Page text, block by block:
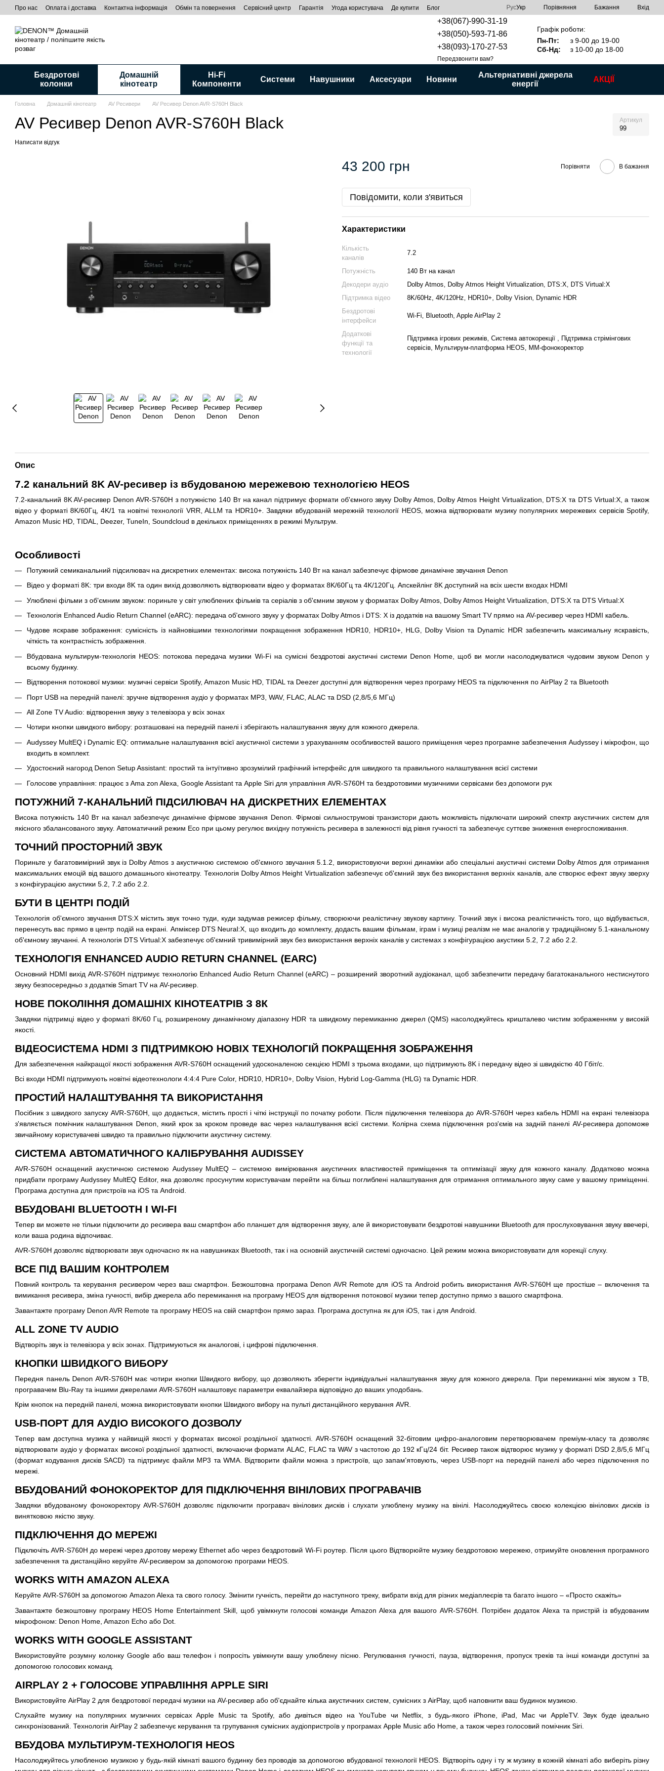
Перейти до основного контенту
Про нас Оплата і доставка Контактна інформація Обмін та повернення Сервісний центр Гарантія Угода користувача Де купити Блог РусУкр Порівняння Бажання Вхід
+38(067)-990-31-19
+38(050)-593-71-86
+38(093)-170-27-53
Передзвонити вам?
Графік роботи:
Пн-Пт:
з 9-00 до 19-00
Сб-Нд:
з 10-00 до 18-00
Бездротові
колонки
Домашній
кінотеатр
Hi-Fi
Компоненти
Системи Навушники Аксесуари Новини
Альтернативні джерела
енергії
АКЦІЇ
Головна Домашній кінотеатр AV Ресивери AV Ресивер Denon AVR-S760H Black
AV Ресивер Denon AVR-S760H Black Артикул
99
Написати відгук
43 200 грн Порівняти В бажання
Повідомити, коли з'явиться
Характеристики
Кількість
каналів
7.2
Потужність
140 Вт на канал
Декодери аудіо
Dolby Atmos, Dolby Atmos Height Virtualization, DTS:X, DTS Virtual:X
Підтримка відео
8K/60Hz, 4K/120Hz, HDR10+, Dolby Vision, Dynamic HDR
Бездротові
інтерфейси
Wi-Fi, Bluetooth, Apple AirPlay 2
Додаткові
функції та
технології
Підтримка ігрових режимів, Система автокорекції , Підтримка стрімінгових
сервісів, Мультирум-платформа HEOS, MM-фонокоректор
Опис
7.2 канальний 8K AV-ресивер із вбудованою мережевою технологією HEOS
7.2-канальний 8K AV-ресивер Denon AVR-S760H з потужністю 140 Вт на канал підтримує формати об'ємного звуку Dolby Atmos, Dolby Atmos Height Virtualization, DTS:X та DTS Virtual:X, а також
відео у форматі 8K/60Гц, 4K/1 та новітні технології VRR, ALLM та HDR10+. Завдяки вбудованій мережній технології HEOS, можна відтворювати музику популярних мережевих сервісів Spotify,
Amazon Music HD, TIDAL, Deezer, TuneIn, Soundcloud в декількох приміщеннях в режимі Мультрум.
Особливості
Потужний семиканальний підсилювач на дискретних елементах: висока потужність 140 Вт на канал забезпечує фірмове динамічне звучання Denon
Відео у форматі 8K: три входи 8K та один вихід дозволяють відтворювати відео у форматах 8K/60Гц та 4K/120Гц. Апскейлінг 8K доступний на всіх шести входах HDMI
Улюблені фільми з об'ємним звуком: пориньте у світ улюблених фільмів та серіалів з об'ємним звуком у форматах Dolby Atmos, Dolby Atmos Height Virtualization, DTS:X та DTS Virtual:X
Технологія Enhanced Audio Return Channel (eARC): передача об'ємного звуку у форматах Dolby Atmos і DTS: X із додатків на вашому Smart TV прямо на AV-ресивер через HDMI кабель.
Чудове яскраве зображення: сумісність із найновішими технологіями покращення зображення HDR10, HDR10+, HLG, Dolby Vision та Dynamic HDR забезпечить максимальну яскравість,
чіткість та контрастність зображення.
Вбудована мультирум-технологія HEOS: потокова передача музики Wi-Fi на сумісні бездротові акустичні системи Denon Home, щоб ви могли насолоджуватися чудовим звуком Denon у
всьому будинку.
Відтворення потокової музики: музичні сервіси Spotify, Amazon Music HD, TIDAL та Deezer доступні для відтворення через програму HEOS та підключення по AirPlay 2 та Bluetooth
Порт USB на передній панелі: зручне відтворення аудіо у форматах MP3, WAV, FLAC, ALAC та DSD (2,8/5,6 МГц)
All Zone TV Audio: відтворення звуку з телевізора у всіх зонах
Чотири кнопки швидкого вибору: розташовані на передній панелі і зберігають налаштування звуку для кожного джерела.
Audyssey MultEQ і Dynamic EQ: оптимальне налаштування всієї акустичної системи з урахуванням особливостей вашого приміщення через програмне забезпечення Audyssey і мікрофон, що
входить в комплект.
Удостоєний нагород Denon Setup Assistant: простий та інтуїтивно зрозумілий графічний інтерфейс для швидкого та правильного налаштування всієї системи
Голосове управління: працює з Ama zon Alexa, Google Assistant та Apple Siri для управління AVR-S760H та бездротовими музичними сервісами без допомоги рук
ПОТУЖНИЙ 7-КАНАЛЬНИЙ ПІДСИЛЮВАЧ НА ДИСКРЕТНИХ ЕЛЕМЕНТАХ
Висока потужність 140 Вт на канал забезпечує динамічне фірмове звучання Denon. Фірмові сильнострумові транзистори дають можливість підключати широкий спектр акустичних систем для
якісного збалансованого звуку. Автоматичний режим Eco при цьому регулює вихідну потужність ресивера в залежності від рівня гучності та забезпечує суттєве зниження енергоспоживання.
ТОЧНИЙ ПРОСТОРНИЙ ЗВУК
Пориньте у багатовимірний звук із Dolby Atmos з акустичною системою об'ємного звучання 5.1.2, використовуючи верхні динаміки або спеціальні акустичні системи Dolby Atmos для отримання
максимальних емоцій від вашого домашнього кінотеатру. Технологія Dolby Atmos Height Virtualization забезпечує об'ємний звук без використання верхніх каналів, але створює ефект звуку зверху
з конфігурацією акустики 5.2, 7.2 або 2.2.
БУТИ В ЦЕНТРІ ПОДІЙ
Технологія об'ємного звучання DTS:X містить звук точно туди, куди задумав режисер фільму, створюючи реалістичну звукову картину. Точний звук і висока реалістичність того, що відбувається,
перенесуть вас прямо в центр подій на екрані. Апміксер DTS Neural:X, що входить до комплекту, додасть вашим фільмам, іграм і музиці реалізм не має аналогів у традиційному 5.1-канальному
об'ємному звучанні. А технологія DTS Virtual:X забезпечує об'ємний тривимірний звук без використання верхніх каналів у системах з конфігурацією акустики 5.2, 7.2 або 2.2.
ТЕХНОЛОГІЯ ENHANCED AUDIO RETURN CHANNEL (EARC)
Основний HDMI вихід AVR-S760H підтримує технологію Enhanced Audio Return Channel (eARC) – розширений зворотний аудіоканал, щоб забезпечити передачу багатоканального нестиснутого
звуку безпосередньо з додатків Smart TV на AV-ресивер.
НОВЕ ПОКОЛІННЯ ДОМАШНІХ КІНОТЕАТРІВ З 8К
Завдяки підтримці відео у форматі 8K/60 Гц, розширеному динамічному діапазону HDR та швидкому перемиканню джерел (QMS) насолоджуйтесь кришталево чистим зображенням у високій
якості.
ВІДЕОСИСТЕМА HDMI З ПІДТРИМКОЮ НОВІХ ТЕХНОЛОГІЙ ПОКРАЩЕННЯ ЗОБРАЖЕННЯ
Для забезпечення найкращої якості зображення AVR-S760H оснащений удосконаленою секцією HDMI з трьома входами, що підтримують 8K і передачу відео зі швидкістю 40 Гбіт/с.
Всі входи HDMI підтримують новітні відеотехнологи 4:4:4 Pure Color, HDR10, HDR10+, Dolby Vision, Hybrid Log-Gamma (HLG) та Dynamic HDR.
ПРОСТИЙ НАЛАШТУВАННЯ ТА ВИКОРИСТАННЯ
Посібник з швидкого запуску AVR-S760H, що додається, містить прості і чіткі інструкції по початку роботи. Після підключення телевізора до AVR-S760H через кабель HDMI на екрані телевізора
з'являється помічник налаштування Denon, який крок за кроком проведе вас через налаштування всієї системи. Колірна схема підключення роз'ємів на задній панелі AV-ресивера допоможе
звичайному користувачеві швидко та правильно підключити акустичну систему.
СИСТЕМА АВТОМАТИЧНОГО КАЛІБРУВАННЯ AUDISSEY
AVR-S760H оснащений акустичною системою Audyssey MultEQ – системою вимірювання акустичних властивостей приміщення та оптимізації звуку для кожного каналу. Додатково можна
придбати програму Audyssey MultEQ Editor, яка дозволяє просунутим користувачам перейти на більш поглиблені налаштування для отримання оптимального звуку саме у вашому приміщенні.
Програма доступна для пристроїв на iOS та Android.
ВБУДОВАНІ BLUETOOTH І WI-FI
Тепер ви можете не тільки підключити до ресивера ваш смартфон або планшет для відтворення звуку, але й використовувати бездротові навушники Bluetooth для прослуховування звуку ввечері,
коли ваша родина відпочиває.
AVR-S760H дозволяє відтворювати звук одночасно як на навушниках Bluetooth, так і на основній акустичній системі одночасно. Цей режим можна використовувати для корекції слуху.
ВСЕ ПІД ВАШИМ КОНТРОЛЕМ
Повний контроль та керування ресивером через ваш смартфон. Безкоштовна програма Denon AVR Remote для iOS та Android робить використання AVR-S760H ще простіше – включення та
вимикання ресивера, зміна гучності, вибір джерела або перемикання на програму HEOS для відтворення потокової музики тепер доступно прямо з вашого смартфона.
Завантажте програму Denon AVR Remote та програму HEOS на свій смартфон прямо зараз. Програма доступна як для iOS, так і для Android.
ALL ZONE TV AUDIO
Відтворіть звук із телевізора у всіх зонах. Підтримуються як аналогові, і цифрові підключення.
КНОПКИ ШВИДКОГО ВИБОРУ
Передня панель Denon AVR-S760H має чотири кнопки Швидкого вибору, що дозволяють зберегти індивідуальні налаштування звуку для кожного джерела. При перемиканні між звуком з ТВ,
програвачем Blu-Ray та іншими джерелами AVR-S760H налаштовує параметри еквалайзера відповідно до ваших уподобань.
Крім кнопок на передній панелі, можна використовувати кнопки Швидкого вибору на пульті дистанційного керування AVR.
USB-ПОРТ ДЛЯ АУДІО ВИСОКОГО ДОЗВОЛУ
Тепер вам доступна музика у найвищій якості у форматах високої роздільної здатності. AVR-S760H оснащений 32-бітовим цифро-аналоговим перетворювачем преміум-класу та дозволяє
відтворювати аудіо у форматах високої роздільної здатності, включаючи формати ALAC, FLAC та WAV з частотою до 192 кГц/24 біт. Ресивер також відтворює музику у форматі DSD 2,8/5,6 МГц
(формат кодування дисків SACD) та підтримує файли MP3 та WMA. Відтворити файли можна з пристроїв, що запам'ятовують, через USB-порт на передній панелі або через підключення по
мережі.
ВБУДОВАНИЙ ФОНОКОРЕКТОР ДЛЯ ПІДКЛЮЧЕННЯ ВІНІЛОВИХ ПРОГРАВАЧІВ
Завдяки вбудованому фонокоректору AVR-S760H дозволяє підключити програвач вінілових дисків і слухати улюблену музику на вінілі. Насолоджуйтесь своєю колекцією вінілових дисків із
винятковою якістю звуку.
ПІДКЛЮЧЕННЯ ДО МЕРЕЖІ
Підключіть AVR-S760H до мережі через дротову мережу Ethernet або через бездротовий Wi-Fi роутер. Після цього Відтворюйте музику бездротовою мережею, отримуйте оновлення програмного
забезпечення та дистанційно керуйте AV-ресивером за допомогою програми HEOS.
WORKS WITH AMAZON ALEXA
Керуйте AVR-S760H за допомогою Amazon Alexa та свого голосу. Змінити гучність, перейти до наступного треку, вибрати вхід для різних медіаплеєрів та багато іншого – «Просто скажіть»
Завантажте безкоштовну програму HEOS Home Entertainment Skill, щоб увімкнути голосові команди Amazon Alexa для вашого AVR-S760H. Потрібен додаток Alexa та пристрій із вбудованим
мікрофоном: Denon Home, Amazon Echo або Dot.
WORKS WITH GOOGLE ASSISTANT
Використовуйте розумну колонку Google або ваш телефон і попросіть увімкнути вашу улюблену пісню. Регулювання гучності, пауза, відтворення, пропуск треків та інші команди доступні за
допомогою голосових команд.
AIRPLAY 2 + ГОЛОСОВЕ УПРАВЛІННЯ APPLE SIRI
Використовуйте AirPlay 2 для бездротової передачі музики на AV-ресивер або об'єднайте кілька акустичних систем, сумісних з AirPlay, щоб наповнити ваш будинок музикою.
Слухайте музику на популярних музичних сервісах Apple Music та Spotify, або дивіться відео на YouTube чи Netflix, з будь-якого iPhone, iPad, Mac чи AppleTV. Звук буде ідеально
синхронізований. Технологія AirPlay 2 забезпечує керування та групування сумісних аудіопристроїв у програмах Apple Music або Home, а також через голосовий помічник Siri.
ВБУДОВА МУЛЬТИРУМ-ТЕХНОЛОГІЯ HEOS
Насолоджуйтесь улюбленою музикою у будь-якій кімнаті вашого будинку без проводів за допомогою вбудованої технології HEOS. Відтворіть одну і ту ж музику в кожній кімнаті або виберіть різну